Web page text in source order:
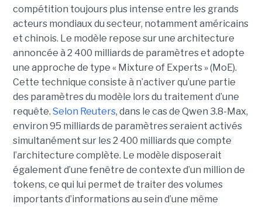
compétition toujours plus intense entre les grands
acteurs mondiaux du secteur, notamment américains
et chinois. Le modèle repose sur une architecture
annoncée à 2 400 milliards de paramètres et adopte
une approche de type « Mixture of Experts » (MoE).
Cette technique consiste à n’activer qu’une partie
des paramètres du modèle lors du traitement d’une
requête. Selon Reuters, dans le cas de Qwen 3.8-Max,
environ 95 milliards de paramètres seraient activés
simultanément sur les 2 400 milliards que compte
l’architecture complète. Le modèle disposerait
également d’une fenêtre de contexte d’un million de
tokens, ce qui lui permet de traiter des volumes
importants d’informations au sein d’une même